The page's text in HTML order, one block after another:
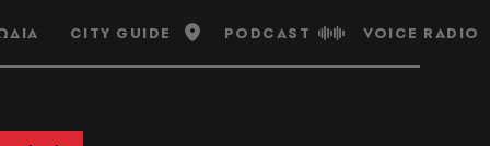
CITY GUIDE PODCAST VOICE RADIO